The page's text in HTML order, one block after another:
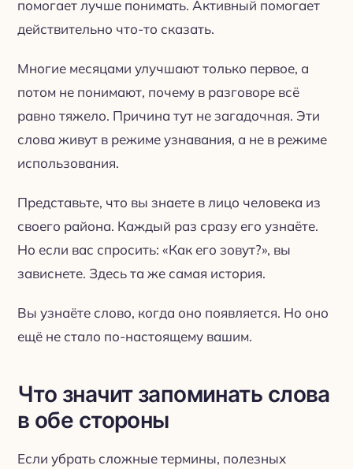
помогает лучше понимать. Активный помогает
действительно что-то сказать.
Многие месяцами улучшают только первое, а
потом не понимают, почему в разговоре всё
равно тяжело. Причина тут не загадочная. Эти
слова живут в режиме узнавания, а не в режиме
использования.
Представьте, что вы знаете в лицо человека из
своего района. Каждый раз сразу его узнаёте.
Но если вас спросить: «Как его зовут?», вы
зависнете. Здесь та же самая история.
Вы узнаёте слово, когда оно появляется. Но оно
ещё не стало по-настоящему вашим.
Что значит запоминать слова
в обе стороны
Если убрать сложные термины, полезных